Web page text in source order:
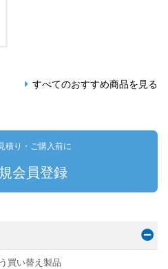
すべてのおすすめ商品を見る
積り・ご購入前に
会員登録
買い替え製品